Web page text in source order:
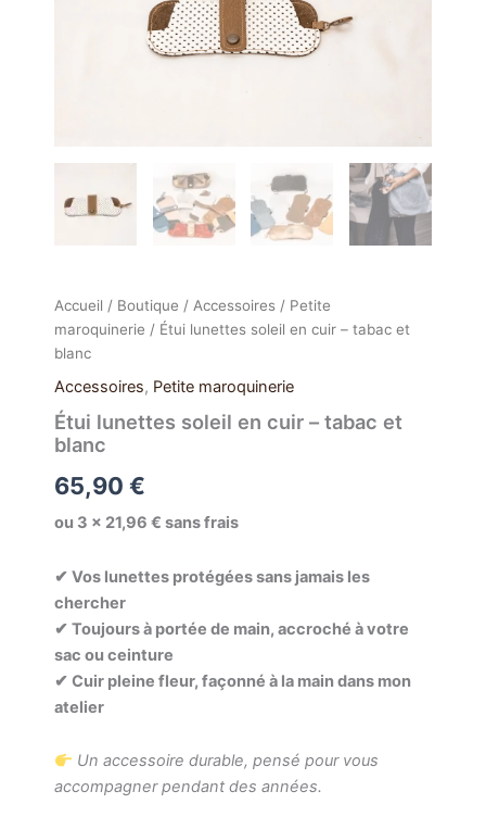
Accueil / Boutique / Accessoires / Petite
maroquinerie / Étui lunettes soleil en cuir – tabac et
blanc
Accessoires, Petite maroquinerie
Étui lunettes soleil en cuir – tabac et
blanc
65,90 €
ou 3 × 21,96 € sans frais
✔ Vos lunettes protégées sans jamais les
chercher
✔ Toujours à portée de main, accroché à votre
sac ou ceinture
✔ Cuir pleine fleur, façonné à la main dans mon
atelier
Un accessoire durable, pensé pour vous
accompagner pendant des années.